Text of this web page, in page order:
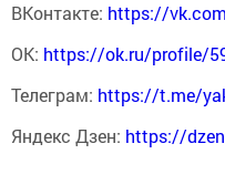
ВКонтакте: https://
ОК: https://ok.ru/profile/
Телеграм: https://t.me/
Яндекс Дзен: https://